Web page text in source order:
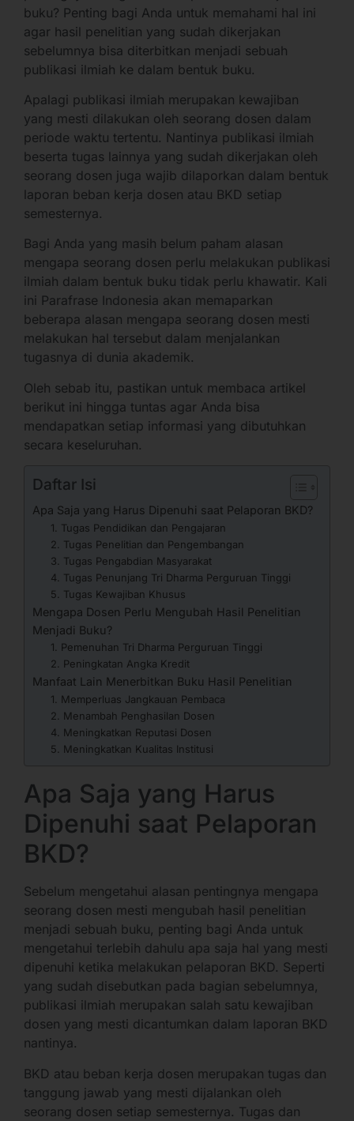
buku? Penting bagi Anda untuk memahami hal ini
agar hasil penelitian yang sudah dikerjakan
sebelumnya bisa diterbitkan menjadi sebuah
publikasi ilmiah ke dalam bentuk buku.
Apalagi publikasi ilmiah merupakan kewajiban
yang mesti dilakukan oleh seorang dosen dalam
periode waktu tertentu. Nantinya publikasi ilmiah
beserta tugas lainnya yang sudah dikerjakan oleh
seorang dosen juga wajib dilaporkan dalam bentuk
laporan beban kerja dosen atau BKD setiap
semesternya.
Bagi Anda yang masih belum paham alasan
mengapa seorang dosen perlu melakukan publikasi
ilmiah dalam bentuk buku tidak perlu khawatir. Kali
ini Parafrase Indonesia akan memaparkan
beberapa alasan mengapa seorang dosen mesti
melakukan hal tersebut dalam menjalankan
tugasnya di dunia akademik.
Oleh sebab itu, pastikan untuk membaca artikel
berikut ini hingga tuntas agar Anda bisa
mendapatkan setiap informasi yang dibutuhkan
secara keseluruhan.
Daftar Isi
Apa Saja yang Harus Dipenuhi saat Pelaporan BKD?
1. Tugas Pendidikan dan Pengajaran
2. Tugas Penelitian dan Pengembangan
3. Tugas Pengabdian Masyarakat
4. Tugas Penunjang Tri Dharma Perguruan Tinggi
5. Tugas Kewajiban Khusus
Mengapa Dosen Perlu Mengubah Hasil Penelitian
Menjadi Buku?
1. Pemenuhan Tri Dharma Perguruan Tinggi
2. Peningkatan Angka Kredit
Manfaat Lain Menerbitkan Buku Hasil Penelitian
1. Memperluas Jangkauan Pembaca
2. Menambah Penghasilan Dosen
4. Meningkatkan Reputasi Dosen
5. Meningkatkan Kualitas Institusi
Apa Saja yang Harus
Dipenuhi saat Pelaporan
BKD?
Sebelum mengetahui alasan pentingnya mengapa
seorang dosen mesti mengubah hasil penelitian
menjadi sebuah buku, penting bagi Anda untuk
mengetahui terlebih dahulu apa saja hal yang mesti
dipenuhi ketika melakukan pelaporan BKD. Seperti
yang sudah disebutkan pada bagian sebelumnya,
publikasi ilmiah merupakan salah satu kewajiban
dosen yang mesti dicantumkan dalam laporan BKD
nantinya.
BKD atau beban kerja dosen merupakan tugas dan
tanggung jawab yang mesti dijalankan oleh
seorang dosen setiap semesternya. Tugas dan